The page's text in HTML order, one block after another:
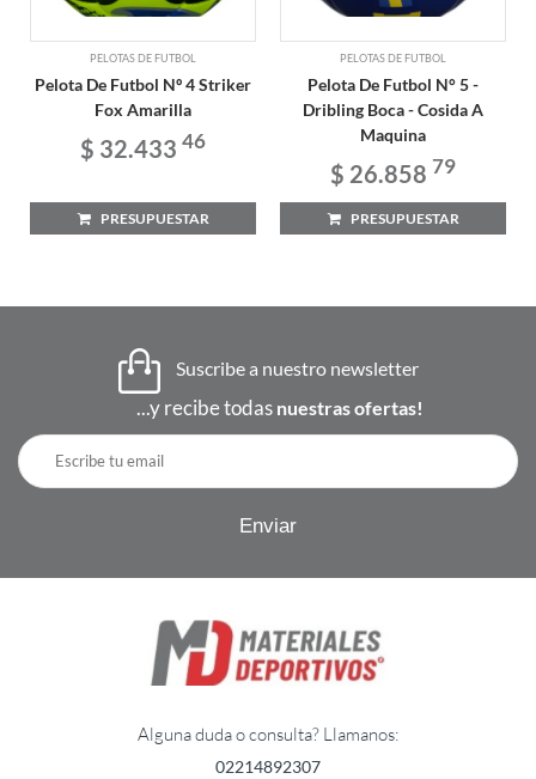
PELOTAS DE FUTBOL
Pelota De Futbol Nº 4 Striker
Fox Amarilla
$ 32.433 46
PRESUPUESTAR
PELOTAS DE FUTBOL
Pelota De Futbol N° 5 -
Dribling Boca - Cosida A
Maquina
$ 26.858 79
PRESUPUESTAR
Suscribe a nuestro newsletter
...y recibe todas nuestras ofertas!
Alguna duda o consulta? Llamanos:
02214892307